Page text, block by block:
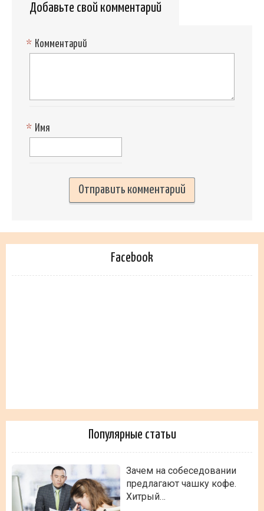
Добавьте свой комментарий
Комментарий
*
Имя
*
Facebook
Популярные статьи
Зачем на собеседовании
предлагают чашку кофе.
Хитрый…